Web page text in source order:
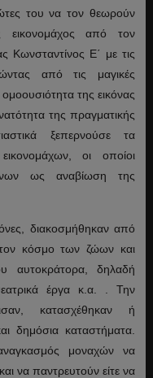
του να τον θεωρούν
εικονομάχος από τον
Ε΄ με τις
από τις μαγικές
της εικόνας
της πραγματικής
ξεπερνούσε τα
οι οποίοι
ως αναβίωση της
διακοσμήθηκαν από
κόσμο των ζώων και
δηλαδή
έργα κ.α. . Την
κατασχέθηκαν ή
δημόσια καταστήματα.
μοναχών να
να παντρευτούν είτε να